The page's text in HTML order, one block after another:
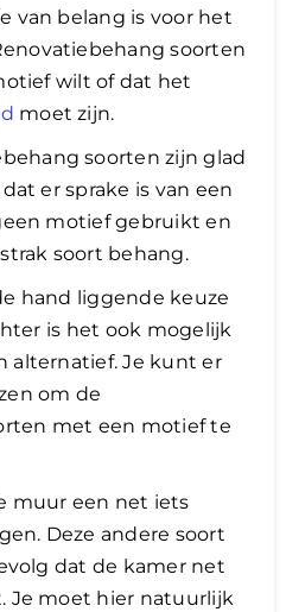
van belang is voor het
soorten
wilt of dat het
moet zijn.
soorten zijn glad
er sprake is van een
motief gebruikt en
soort behang.
hand liggende keuze
is het ook mogelijk
alternatief. Je kunt er
om de
met een motief te
muur een net iets
Deze andere soort
dat de kamer net
Je moet hier natuurlijk